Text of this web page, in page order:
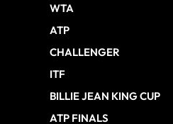
WTA
ATP
CHALLENGER
ITF
BILLIE JEAN KING CUP
ATP FINALS